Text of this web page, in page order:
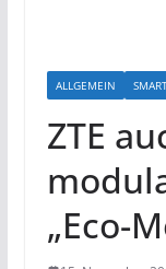
ALLGEMEIN
ZTE
„Eco-